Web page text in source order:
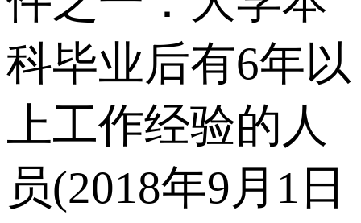
科毕业后有6年以
上工作经验的人
员(2018年9月1日